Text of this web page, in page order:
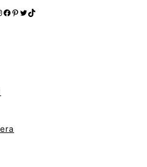
Facebook
Pinterest
Twitter
TikTok